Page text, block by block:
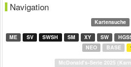
Navigation
Kartensuche
ME SV SWSH SM XY SW
NEO
BASE
McDonald's-Serie 2025